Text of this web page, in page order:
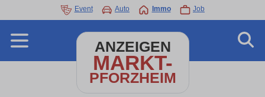
Event Auto Immo Job
ANZEIGEN
MARKT-
PFORZHEIM